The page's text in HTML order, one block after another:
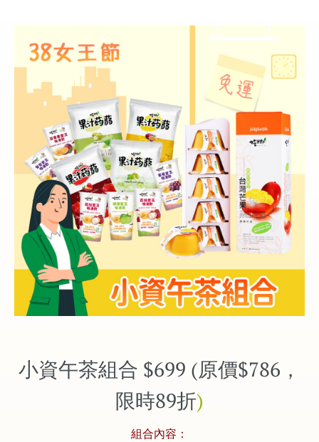
小資午茶組合 $699 (原價$786，
限時89折)
組合內容：